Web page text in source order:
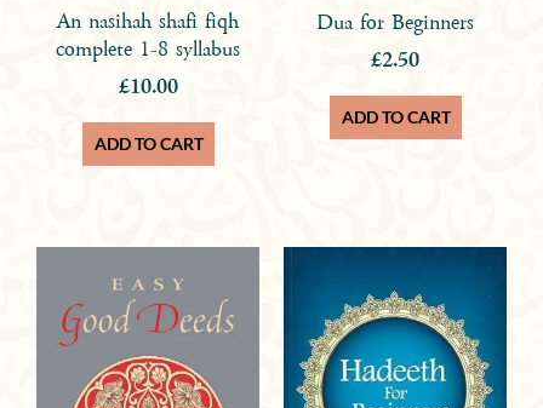
An nasihah shafi fiqh
complete 1-8 syllabus
£10.00
ADD TO CART
Dua for Beginners
£2.50
ADD TO CART